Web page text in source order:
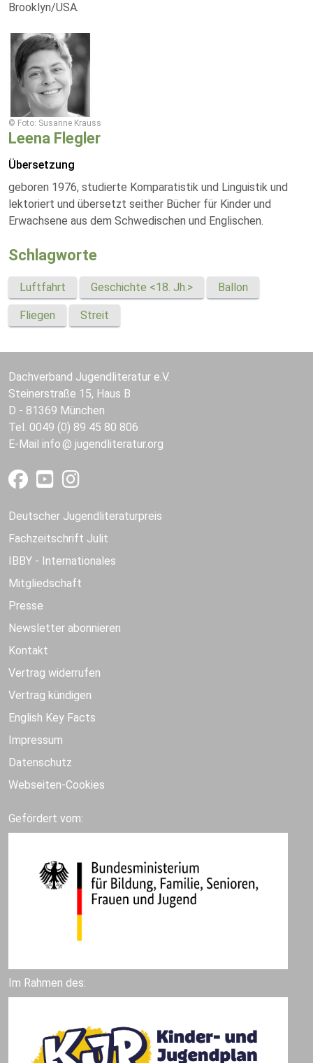
Brooklyn/USA.
© Foto: Susanne Krauss
Leena Flegler
Übersetzung
geboren 1976, studierte Komparatistik und Linguistik und
lektoriert und übersetzt seither Bücher für Kinder und
Erwachsene aus dem Schwedischen und Englischen.
Schlagworte
Luftfahrt Geschichte <18. Jh.> Ballon
Fliegen Streit
Dachverband Jugendliteratur e.V.
Steinerstraße 15, Haus B
D - 81369 München
Tel. 0049 (0) 89 45 80 806
E-Mail info jugendliteratur.org
Deutscher Jugendliteraturpreis
Fachzeitschrift Julit
IBBY - Internationales
Mitgliedschaft
Presse
Newsletter abonnieren
Kontakt
Vertrag widerrufen
Vertrag kündigen
English Key Facts
Impressum
Datenschutz
Webseiten-Cookies
Gefördert vom:
Im Rahmen des: